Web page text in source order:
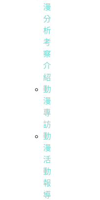
漫
分
析
考
察
介
紹
動
漫
專
訪
動
漫
活
動
報
導